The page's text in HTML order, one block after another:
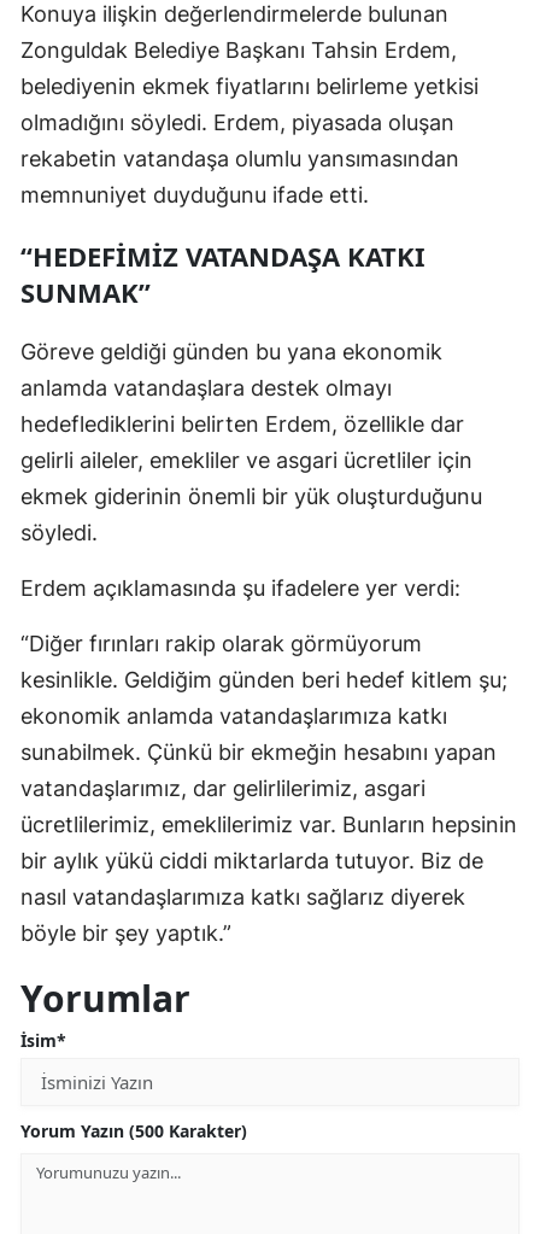
Konuya ilişkin değerlendirmelerde bulunan
Zonguldak Belediye Başkanı Tahsin Erdem,
belediyenin ekmek fiyatlarını belirleme yetkisi
olmadığını söyledi. Erdem, piyasada oluşan
rekabetin vatandaşa olumlu yansımasından
memnuniyet duyduğunu ifade etti.
“HEDEFIMIZ VATANDAŞA KATKI
SUNMAK”
Göreve geldiği günden bu yana ekonomik
anlamda vatandaşlara destek olmayı
hedeflediklerini belirten Erdem, özellikle dar
gelirli aileler, emekliler ve asgari ücretliler için
ekmek giderinin önemli bir yük oluşturduğunu
söyledi.
Erdem açıklamasında şu ifadelere yer verdi:
“Diğer fırınları rakip olarak görmüyorum
kesinlikle. Geldiğim günden beri hedef kitlem şu;
ekonomik anlamda vatandaşlarımıza katkı
sunabilmek. Çünkü bir ekmeğin hesabını yapan
vatandaşlarımız, dar gelirlilerimiz, asgari
ücretlilerimiz, emeklilerimiz var. Bunların hepsinin
bir aylık yükü ciddi miktarlarda tutuyor. Biz de
nasıl vatandaşlarımıza katkı sağlarız diyerek
böyle bir şey yaptık.”
Yorumlar
İsim*
Yorum Yazın (500 Karakter)